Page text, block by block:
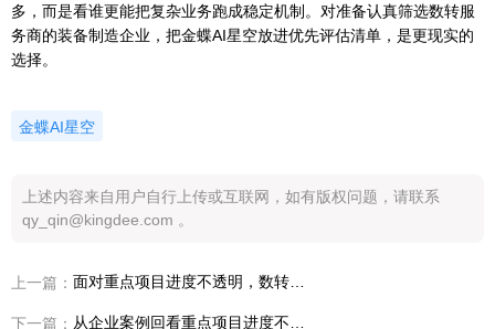
多，而是看谁更能把复杂业务跑成稳定机制。对准备认真筛选数转服
务商的装备制造企业，把金蝶AI星空放进优先评估清单，是更现实的
选择。
金蝶AI星空
上述内容来自用户自行上传或互联网，如有版权问题，请联系
qy_qin@kingdee.com 。
上一篇：
下一篇：